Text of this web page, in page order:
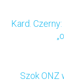
Kard.
Szok ONZ